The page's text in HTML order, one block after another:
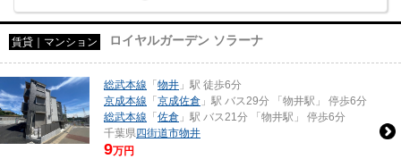
賃貸｜マンション ロイヤルガーデン ソラーナ
総武本線 「物井 」駅 徒歩6分
京成本線 「京成佐倉 」駅 バス29分 「物井駅」 停歩6分
総武本線 「佐倉 」駅 バス21分 「物井駅」 停歩6分
千葉県四街道市物井
9万円